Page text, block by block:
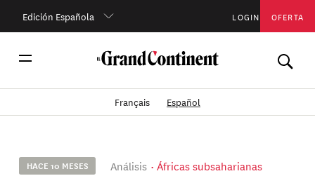
Edición Española LOGIN OFERTA
Français Español
HACE 10 MESES Análisis Áfricas subsaharianas